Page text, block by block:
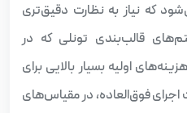
که نیاز به نظارت دقیق‌تری
قالب‌بندی تونلی که در
اولیه بسیار بالایی برای
فوق‌العاده، در مقیاس‌های